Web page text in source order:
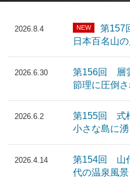
2026.8.4 NEW
第
日本百名山
2026.6.30
第156回 層
節理に圧倒
2026.6.2
第155回 式
小さな島に
2026.4.14
第154回 山
代の温泉風景